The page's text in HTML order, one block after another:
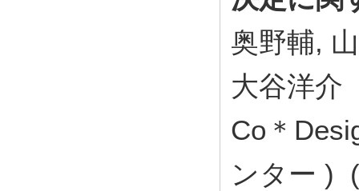
奥野輔,
大谷洋介
Co＊
ンター )